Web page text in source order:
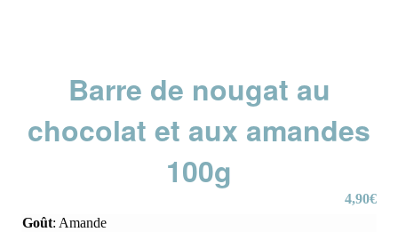
Barre de nougat au
chocolat et aux amandes
100g
4,90€
Goût: Amande